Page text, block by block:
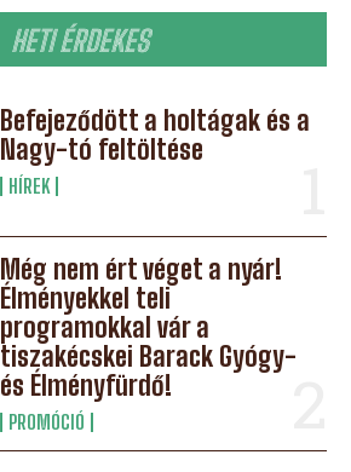
HETI ÉRDEKES
Befejeződött a holtágak és a
Nagy-tó feltöltése
HÍREK
Még nem ért véget a nyár!
Élményekkel teli
programokkal vár a
tiszakécskei Barack Gyógy-
és Élményfürdő!
PROMÓCIÓ